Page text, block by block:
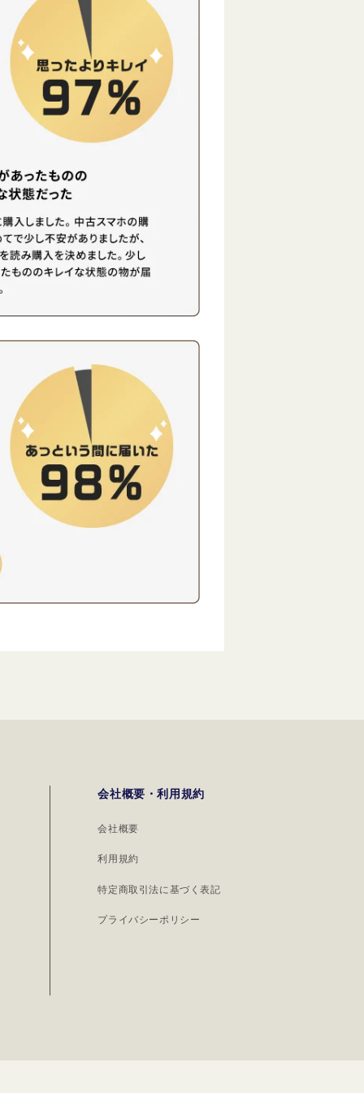
会社概要・利用規約
会社概要
利用規約
特定商取引法に基づく表記
プライバシーポリシー